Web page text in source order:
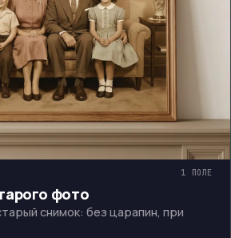
1 ПОЛЕ
фото
снимок: без царапин, при